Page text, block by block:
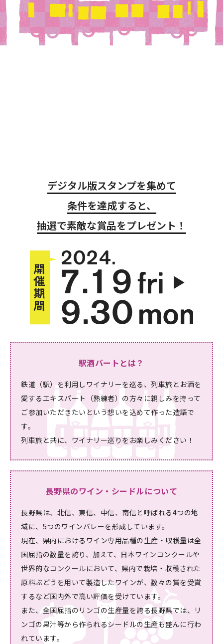
デジタル版スタンプを集めて
条件を達成すると、
抽選で素敵な賞品をプレゼント！
駅酒パートとは？
鉄道（駅）を利用しワイナリーを巡る、列車旅とお酒を
愛するエキスパート（熟練者）の方々に親しみを持って
ご参加いただきたいという想いを込めて作った造語で
す。
列車旅と共に、ワイナリー巡りをお楽しみください！
長野県のワイン・シードルについて
長野県は、北信、東信、中信、南信と呼ばれる4つの地
域に、5つのワインバレーを形成しています。
現在、県内におけるワイン専用品種の生産・収穫量は全
国屈指の数量を誇り、加えて、日本ワインコンクールや
世界的なコンクールにおいて、県内で栽培・収穫された
原料ぶどうを用いて製造したワインが、数々の賞を受賞
するなど国内外で高い評価を受けています。
また、全国屈指のリンゴの生産量を誇る長野県では、リ
ンゴの果汁等から作られるシードルの生産も盛んに行わ
れています。